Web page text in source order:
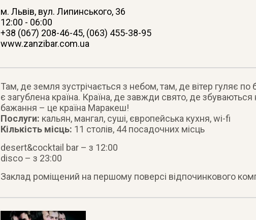
м. Львів, вул. Липинського, 36
12:00 - 06:00
+38 (067) 208-46-45, (063) 455-38-95
www.zanzibar.com.ua
Там, де земля зустрічається з небом, там, де вітер гуляє
є загублена країна. Країна, де завжди свято, де збуваються
бажання – це країна Маракеш!
Послуги: кальян, мангал, суші, європейська кухня, wi-fi
Кількість місць: 11 столів, 44 посадочних місць
desert&cocktail bar – з 12:00
disco – з 23:00
Заклад роміщений на першому поверсі відпочинкового